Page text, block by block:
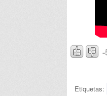
-
Etiquetas: